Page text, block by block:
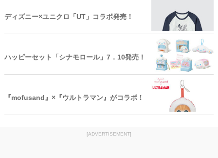
ディズニー×ユニクロ「UT」コラボ発売！
ハッピーセット「シナモロール」7．10発売！
『mofusand』×『ウルトラマン』がコラボ！
[ADVERTISEMENT]